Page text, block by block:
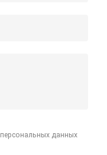
персональных данных